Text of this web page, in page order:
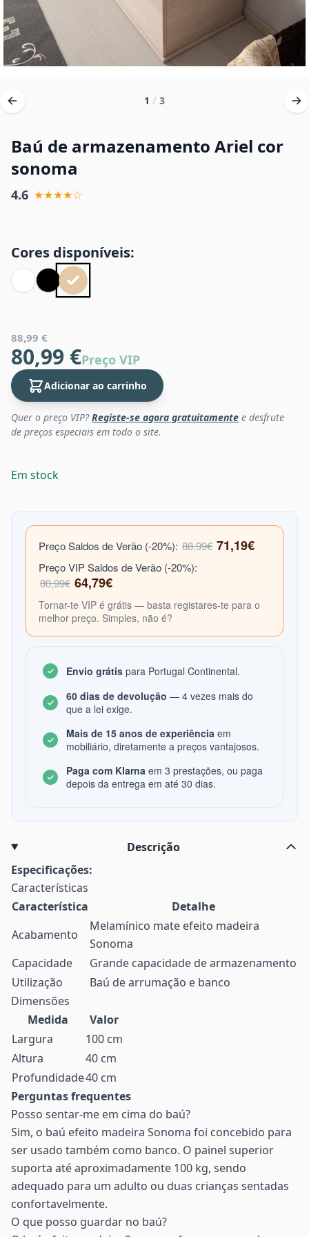
1 / 3
Baú de armazenamento Ariel cor
sonoma
4.6 ★★★★☆
Cores disponíveis:
88,99 €
80,99 €Preço VIP
Adicionar ao carrinho
Quer o preço VIP?Registe-se agora gratuitamente e desfrute
de preços especiais em todo o site.
Em stock
Preço Saldos de Verão (-20%): 88,99€ 71,19€
Preço VIP Saldos de Verão (-20%):
80,99€ 64,79€
Tornar-te VIP é grátis — basta registares-te para o
melhor preço. Simples, não é?
Envio grátis para Portugal Continental.
60 dias de devolução — 4 vezes mais do
que a lei exige.
Mais de 15 anos de experiência em
mobiliário, diretamente a preços vantajosos.
Paga com Klarna em 3 prestações, ou paga
depois da entrega em até 30 dias.
Descrição
Especificações:
Características
Característica
Detalhe
Acabamento
Melamínico mate efeito madeira
Sonoma
Capacidade
Grande capacidade de armazenamento
Utilização
Baú de arrumação e banco
Dimensões
Medida
Valor
Largura
100 cm
Altura
40 cm
Profundidade40 cm
Perguntas frequentes
Posso sentar-me em cima do baú?
Sim, o baú efeito madeira Sonoma foi concebido para
ser usado também como banco. O painel superior
suporta até aproximadamente 100 kg, sendo
adequado para um adulto ou duas crianças sentadas
confortavelmente.
O que posso guardar no baú?